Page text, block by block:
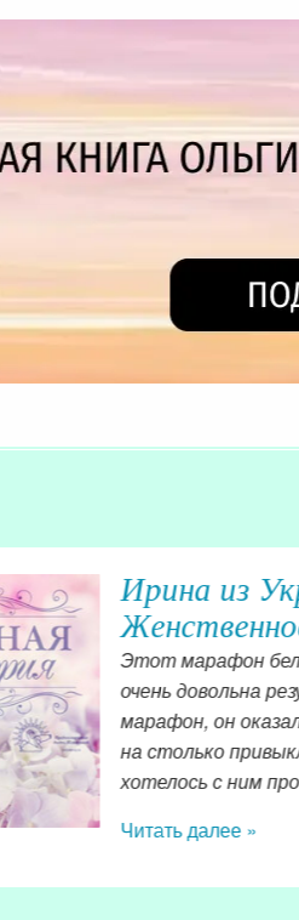
Ирина из
Женственности
Этот марафон бел для
очень довольна
марафон, он оказался
на столько привыкла к
хотелось с ним
Читать далее »